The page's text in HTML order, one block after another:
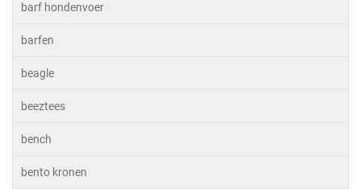
barf hondenvoer
barfen
beagle
beeztees
bench
bento kronen